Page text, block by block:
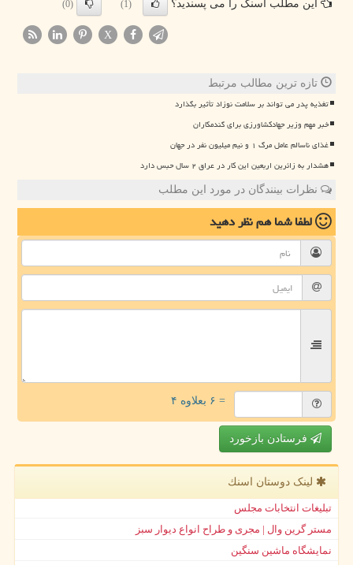
این مطلب اسنک را می پسندید؟ (1)
(0)
X
تازه ترین مطالب مرتبط
تغذیه پدر می تواند بر سلامت نوزاد تأثیر بگذارد
خبر مهم وزیر جهادکشاورزی برای گندمکاران
غذای ناسالم عامل مرگ ۱ و نیم میلیون نفر در جهان
هشدار به زائرین اربعین این کار در عراق ۲ سال حبس دارد
نظرات بینندگان در مورد این مطلب
لطفا شما همنظر دهید
= ۶ بعلاوه ۴
فرستادن بازخورد
لینک دوستان اسنك
تبلیغات انتخابات مجلس
مستر گرین وال | مجری و طراح انواع دیوار سبز
نمایشگاه ماشین سنگین